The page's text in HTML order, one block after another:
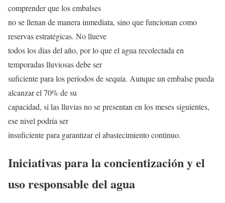
comprender que los embalses
no se llenan de manera inmediata, sino que funcionan como
reservas estratégicas. No llueve
todos los días del año, por lo que el agua recolectada en
temporadas lluviosas debe ser
suficiente para los períodos de sequía. Aunque un embalse pueda
alcanzar el 70% de su
capacidad, si las lluvias no se presentan en los meses siguientes,
ese nivel podría ser
insuficiente para garantizar el abastecimiento continuo.
Iniciativas para la concientización y el
uso responsable del agua